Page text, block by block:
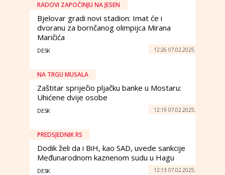
RADOVI ZAPOČINJU NA JESEN
Bjelovar gradi novi stadion: Imat će i
dvoranu za bornčanog olimpijca Mirana
Maričića
DESK 12:26 07.02.2025.
NA TRGU MUSALA
Zaštitar spriječio pljačku banke u Mostaru:
Uhićene dvije osobe
DESK 12:19 07.02.2025.
PREDSJEDNIK RS
Dodik želi da i BiH, kao SAD, uvede sankcije
Međunarodnom kaznenom sudu u Hagu
DESK 12:13 07.02.2025.